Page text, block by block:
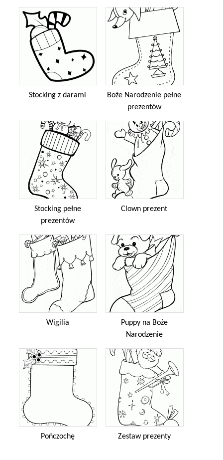
Stocking z darami
Boże Narodzenie pełne
prezentów
Stocking pełne
prezentów
Clown prezent
Wigilia
Puppy na Boże
Narodzenie
Pończochę Zestaw prezenty